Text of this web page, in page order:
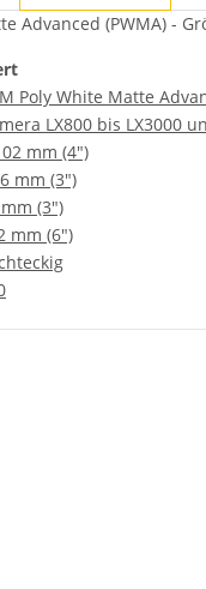
Advanced (PWMA) -
Poly White Matte
LX800 bis LX3000
mm (4")
mm (3")
(3")
mm (6")